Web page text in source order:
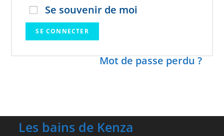
Se souvenir de moi
SE CONNECTER
Mot de passe perdu ?
Les bains de Kenza